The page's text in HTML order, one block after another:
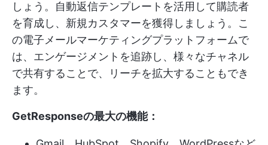
しょう。自動返信テンプレートを活用して購読者
を育成し、新規カスタマーを獲得しましょう。こ
の電子メールマーケティングプラットフォームで
は、エンゲージメントを追跡し、様々なチャネル
で共有することで、リーチを拡大することもでき
ます。
GetResponseの最大の機能：